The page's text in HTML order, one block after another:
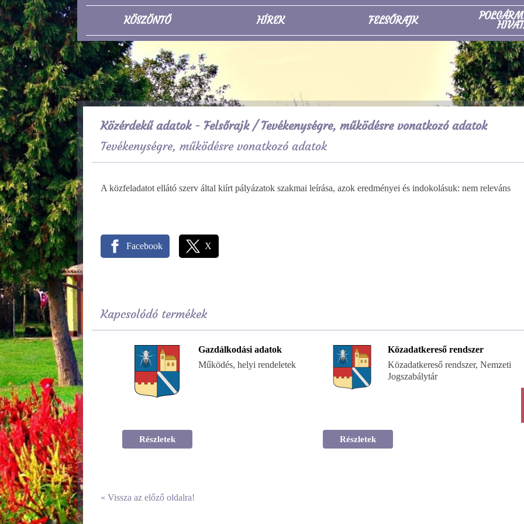
KÖSZÖNTŐ HÍREK FELSŐRAJK
Közérdekű adatok - Felsőrajk/ Tevékenységre, működésre vonatkozó adatok
Tevékenységre, működésre vonatkozó adatok
A közfeladatot ellátó szerv által kiírt pályázatok szakmai leírása, azok eredményei és indokolásuk: nem releváns
Facebook X
Kapcsolódó termékek
Gazdálkodási adatok
Működés, helyi rendeletek
Részletek
Közadatkereső rendszer
Közadatkereső rendszer, Nemzeti
Jogszabálytár
Részletek
« Vissza az előző oldalra!